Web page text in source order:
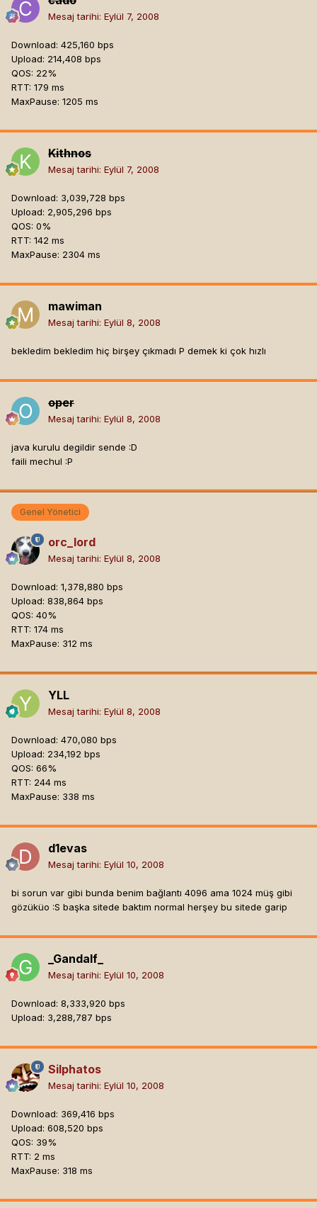
Mesaj tarihi: Eylül 7, 2008
Download: 425,160 bps
Upload: 214,408 bps
QOS: 22%
RTT: 179 ms
MaxPause: 1205 ms
Kithnos
Mesaj tarihi: Eylül 7, 2008
Download: 3,039,728 bps
Upload: 2,905,296 bps
QOS: 0%
RTT: 142 ms
MaxPause: 2304 ms
mawiman
Mesaj tarihi: Eylül 8, 2008
bekledim bekledim hiç birşey çıkmadı P demek ki çok hızlı
oper
Mesaj tarihi: Eylül 8, 2008
java kurulu degildir sende :D
faili mechul :P
Genel Yönetici
orc_lord
Mesaj tarihi: Eylül 8, 2008
Download: 1,378,880 bps
Upload: 838,864 bps
QOS: 40%
RTT: 174 ms
MaxPause: 312 ms
YLL
Mesaj tarihi: Eylül 8, 2008
Download: 470,080 bps
Upload: 234,192 bps
QOS: 66%
RTT: 244 ms
MaxPause: 338 ms
d1evas
Mesaj tarihi: Eylül 10, 2008
bi sorun var gibi bunda benim bağlantı 4096 ama 1024 müş gibi
gözüküo :S başka sitede baktım normal herşey bu sitede garip
_Gandalf_
Mesaj tarihi: Eylül 10, 2008
Download: 8,333,920 bps
Upload: 3,288,787 bps
Silphatos
Mesaj tarihi: Eylül 10, 2008
Download: 369,416 bps
Upload: 608,520 bps
QOS: 39%
RTT: 2 ms
MaxPause: 318 ms